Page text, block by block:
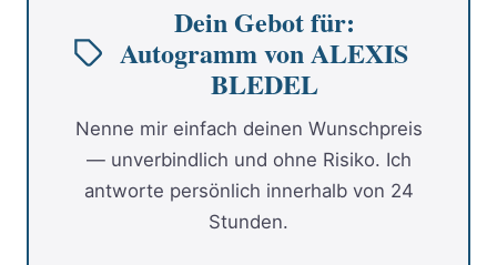
Dein Gebot für:
Autogramm von ALEXIS
BLEDEL
Nenne mir einfach deinen Wunschpreis
— unverbindlich und ohne Risiko. Ich
antworte persönlich innerhalb von 24
Stunden.